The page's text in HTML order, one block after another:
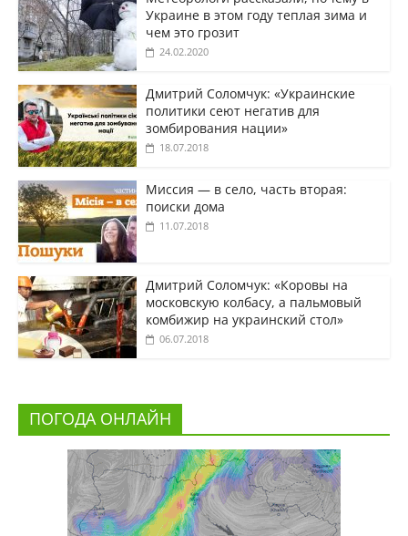
Украине в этом году теплая зима и
чем это грозит
24.02.2020
Дмитрий Соломчук: «Украинские
политики сеют негатив для
зомбирования нации»
18.07.2018
Миссия — в село, часть вторая:
поиски дома
11.07.2018
Дмитрий Соломчук: «Коровы на
московскую колбасу, а пальмовый
комбижир на украинский стол»
06.07.2018
ПОГОДА ОНЛАЙН